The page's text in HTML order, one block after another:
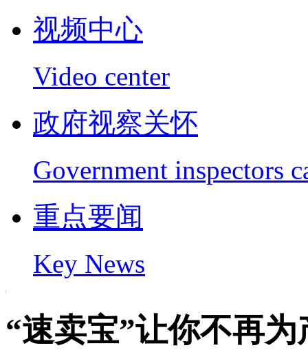
视频中心
Video center
政府视察关怀
Government inspectors
重点要闻
Key News
“速卖宝”让你不再